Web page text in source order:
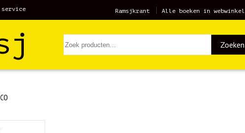
service Ramsjkrant Alle boeken in webwinkel
Zoeken